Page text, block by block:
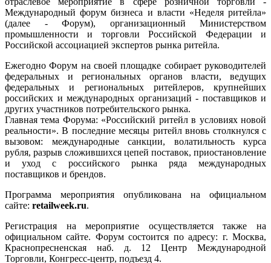
Международный форум бизнеса и власти «Неделя ритейла»
(далее - Форум), организационный Министерством
промышленности и торговли Российской Федерации и
Российской ассоциацией экспертов рынка ритейла.
Ежегодно Форум на своей площадке собирает руководителей
федеральных и региональных органов власти, ведущих
федеральных и региональных ритейлеров, крупнейших
российских и международных организаций - поставщиков и
других участников потребительского рынка.
Главная тема Форума: «Российский ритейл в условиях новой
реальности». В последние месяцы ритейл вновь столкнулся с
вызовом: международные санкции, волатильность курса
рубля, разрыв сложившихся цепей поставок, приостановление
и уход с российского рынка ряда международных
поставщиков и брендов.
Программа мероприятия опубликована на официальном
сайте: retailweek.ru.
Регистрация на мероприятие осуществляется также на
официальном сайте. Форум состоится по адресу: г. Москва,
Краснопресненская наб. д. 12 Центр Международной
Торговли, Конгресс-центр, подъезд 4.